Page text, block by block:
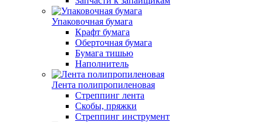
Упаковочная бумага
Крафт бумага
Оберточная бумага
Бумага тишью
Наполнитель
Лента полипропиленовая
Стреппинг лента
Скобы, пряжки
Стреппинг инструмент